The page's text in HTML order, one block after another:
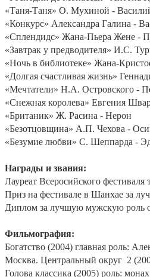
«Таня-Таня» О. Мухиной -
«Конкурс» Александра Галина -
«Сплендидс» Жана-Пьера Жене -
«Завтрак у предводителя» И.С.
«Ночь в библиотеке» Жана-
«Долгая счастливая жизнь»
«Мечтатели» Н.А. Островского -
«Снежная королева» Евгения
«Британик» Ж. Расина - Нерон
«Безотцовщина» А.П. Чехова -
«Безумие любви» С. Шеппарда -
Награды и звания:
Лауреат Всеросийского
Приз на фестивале в Шанхае за
Диплом за лучшую мужскую роль
Фильмография:
Богатство (2004) главная роль:
Москва. Центральный округ 2
Голова классика (2005) роль: монах